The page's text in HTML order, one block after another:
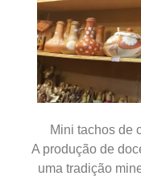
Mini tachos de
A produção de
uma tradição